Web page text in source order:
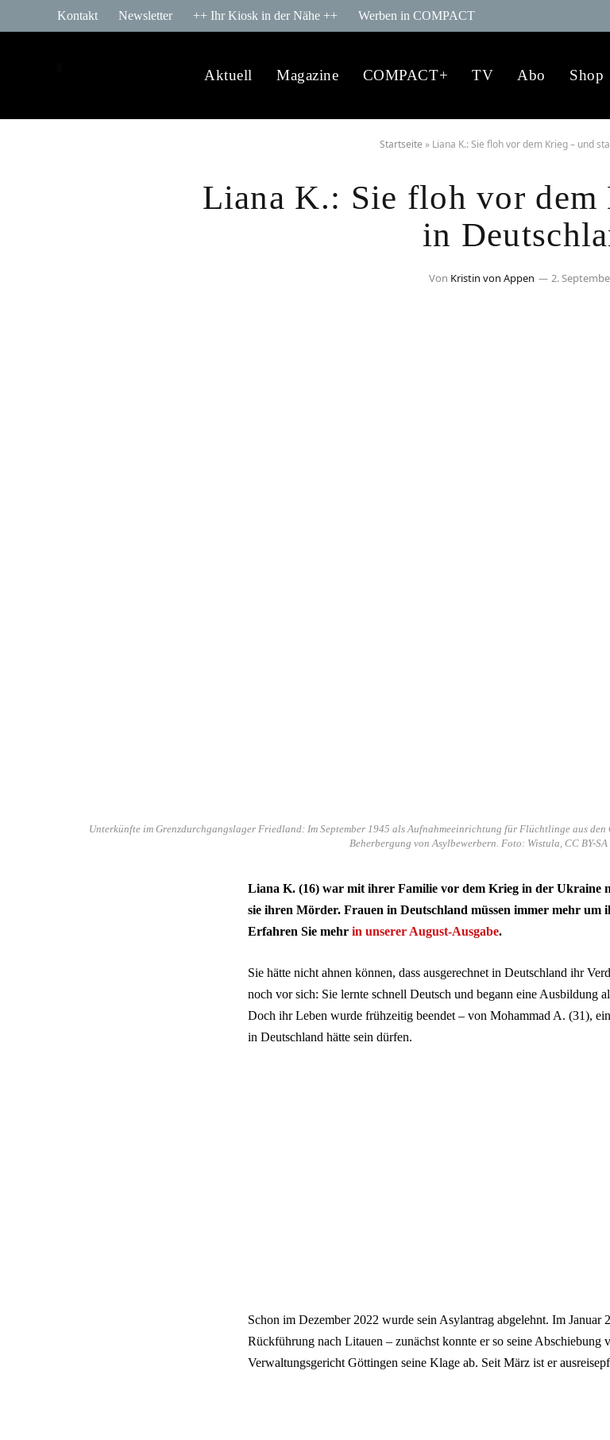
Kontakt Newsletter ++ Ihr Kiosk in der Nähe ++ Werben in COMPACT
Aktuell Magazine COMPACT+ TV Abo Shop
Startseite » Liana K.: Sie floh vor dem Krieg – und
Liana K.: Sie floh vor dem
in
Von Kristin von Appen 2.
Unterkünfte im Grenzdurchgangslager Friedland: Im September 1945 als Aufnahmeeinrichtung für Flüchtlinge aus
Beherbergung von Asylbewerbern. Foto: Wistula, CC BY-
Liana K. (16) war mit ihrer Familie vor dem Krieg in der Ukraine
sie ihren Mörder. Frauen in Deutschland müssen immer mehr
Erfahren Sie mehr in unserer August-Ausgabe.
Sie hätte nicht ahnen können, dass ausgerechnet in Deutschland ihr
noch vor sich: Sie lernte schnell Deutsch und begann eine Ausbildung
Doch ihr Leben wurde frühzeitig beendet – von Mohammad A. (31),
in Deutschland hätte sein dürfen.
Schon im Dezember 2022 wurde sein Asylantrag abgelehnt. Im Januar
Rückführung nach Litauen – zunächst konnte er so seine Abschiebung
Verwaltungsgericht Göttingen seine Klage ab. Seit März ist er